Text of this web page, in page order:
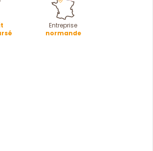
Entreprise
normande